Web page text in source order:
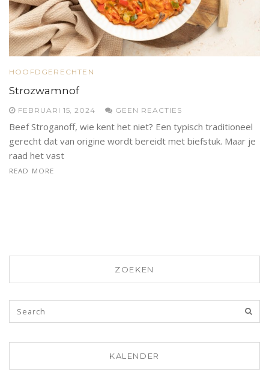
HOOFDGERECHTEN
Strozwamnof
FEBRUARI 15, 2024 GEEN REACTIES
Beef Stroganoff, wie kent het niet? Een typisch traditioneel
gerecht dat van origine wordt bereidt met biefstuk. Maar je
raad het vast
READ MORE
ZOEKEN
KALENDER